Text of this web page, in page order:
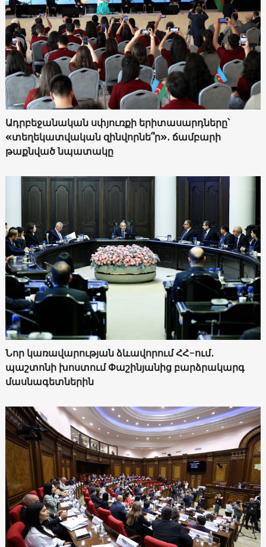
Ադրբեջանական սփյուռքի երիտասարդները՝
«տեղեկատվական զինվորնե՞ր»․ ճամբարի
թաքնված նպատակը
Նոր կառավարության ձևավորում ՀՀ-ում․
պաշտոնի խոստում Փաշինյանից բարձրակարգ
մասնագետներին